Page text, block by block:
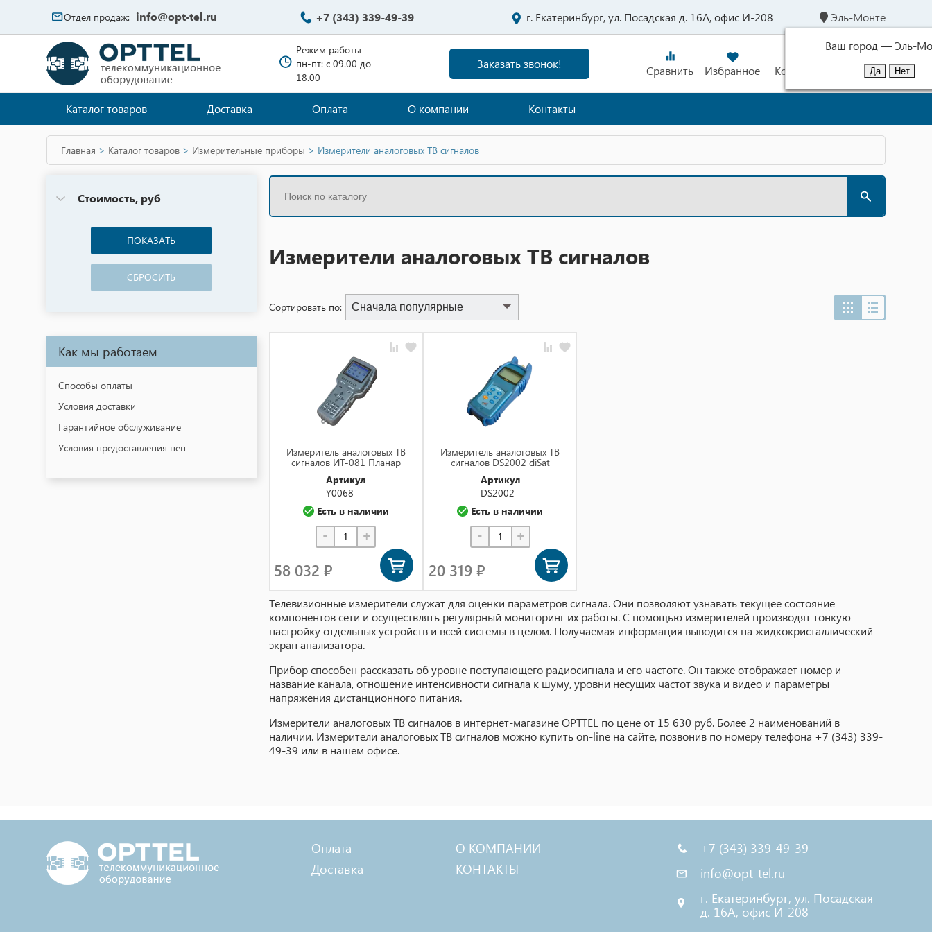
Отдел продаж: info@opt-tel.ru +7 (343) 339-49-39 г. Екатеринбург, ул. Посадская д. 16А, офис И-208
Эль-Монте
Ваш город —Эль-
Режим работы
пн-пт: с 09.00 до
18.00
Заказать звонок! Сравнить Избранное Корзина Войти
Каталог товаров Доставка Оплата О компании Контакты
Главная > Каталог товаров > Измерительные приборы > Измерители аналоговых ТВ сигналов
Стоимость, руб
ПОКАЗАТЬ
СБРОСИТЬ
Как мы работаем
Способы оплаты
Условия доставки
Гарантийное обслуживание
Условия предоставления цен
Измерители аналоговых ТВ сигналов
Сортировать по: Сначала популярные
Сначала популярные
Сначала дешевые
Сначала дорогие
Сначала новинки
по названию (я-а)
в наличии
Измеритель аналоговых ТВ
сигналов ИТ-081 Планар
Артикул
Y0068
Есть в наличии
- +
58 032 ₽
Измеритель аналоговых ТВ
сигналов DS2002 diSat
Артикул
DS2002
Есть в наличии
- +
20 319 ₽
Телевизионные измерители служат для оценки параметров сигнала. Они позволяют узнавать текущее состояние
компонентов сети и осуществлять регулярный мониторинг их работы. С помощью измерителей производят тонкую
настройку отдельных устройств и всей системы в целом. Получаемая информация выводится на жидкокристаллический
экран анализатора.
Прибор способен рассказать об уровне поступающего радиосигнала и его частоте. Он также отображает номер и
название канала, отношение интенсивности сигнала к шуму, уровни несущих частот звука и видео и параметры
напряжения дистанционного питания.
Измерители аналоговых ТВ сигналов в интернет-магазине OPTTEL по цене от 15 630 руб. Более 2 наименований в
наличии. Измерители аналоговых ТВ сигналов можно купить on-line на сайте, позвонив по номеру телефона +7 (343) 339-
49-39 или в нашем офисе.
Оплата
Доставка
О КОМПАНИИ
КОНТАКТЫ
+7 (343) 339-49-39
info@opt-tel.ru
г. Екатеринбург, ул. Посадская
д. 16А, офис И-208